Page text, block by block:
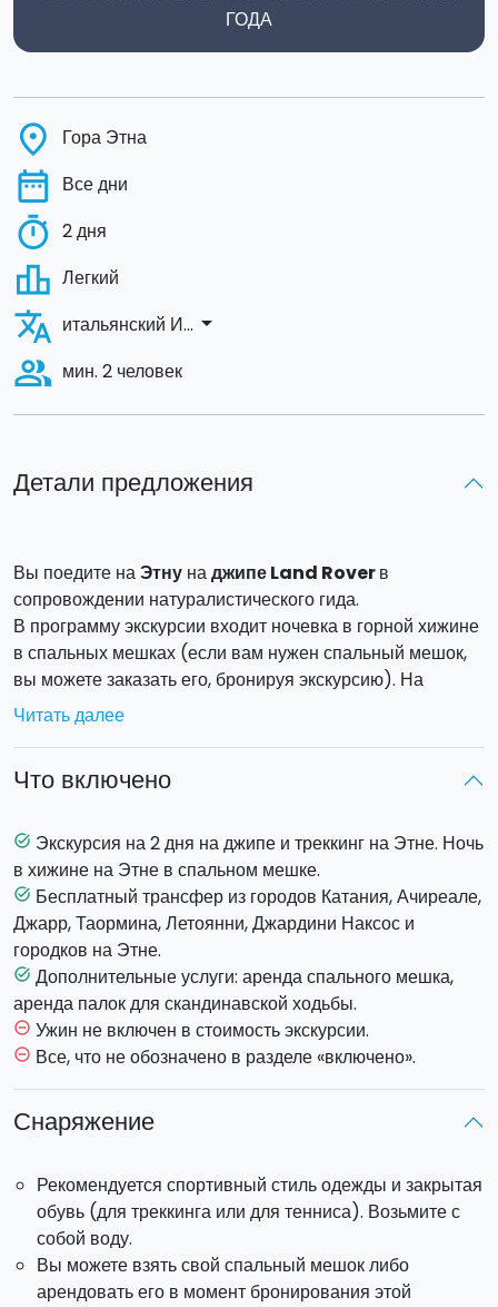
Детали предложения
Вы поедите наЭтну наджипе Land Roverв
сопровождении натуралистического гида.
В программу экскурсии входит ночевка в горной хижине
в спальных мешках (если вам нужен спальный мешок,
вы можете заказать его, бронируя экскурсию). На
следующий день тур закончится после полудня.
Пересекая
вулканическую впадину, образовавшуюся почти 25
лавы и некоторые каменистые образования,
появившиеся в результате разрушения древних
вулканических кратеров.
Затем вы посетите пещеру, образованную потоком
лавы, и пешком пройдете по живописному маршруту до
гор Сарториус– спящих кратеров, появившихся во
время извержения вулкана 1865 года. Затем вас ждет
экскурсия кновому потоку лавыуПьяно
Провенцана.
Катания, Ачиреале, Джарр, Таормина, Летоянни,
Отправление:9:30.Возвращение: 17:00 следующего
дня.
Продолжительность пешей экскурсии:
день, 2,5 часа во второй день.
Читать далее
Что включено
task_alt Экскурсия на 2 дня на джипе и треккинг на Этне. Ночь
в хижине на Этне в спальном мешке.
task_alt Бесплатный трансфер из городов Катания, Ачиреале,
Джарр, Таормина, Летоянни, Джардини Наксос и
городков на Этне.
task_alt Дополнительные услуги: аренда спального мешка,
аренда палок для скандинавской ходьбы.
remove_circle_outline Ужин не включен в стоимость экскурсии.
remove_circle_outline Все, что не обозначено в разделе «включено».
Снаряжение
Рекомендуется спортивный стиль одежды и закрытая
обувь (для треккинга или для тенниса). Возьмите с
собой воду.
Вы можете взять свой спальный мешок либо
арендовать его в момент бронирования этой
ГОДА
place Гора Этна
date_range Все дни
timer 2 дня
leaderboard Легкий
translate итальянский И... arrow_drop_down
people_alt мин. 2 человек